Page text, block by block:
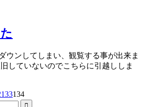
ウンしてしまい、観覧する事が出来ま
していないのでこちらに引越ししま
133134